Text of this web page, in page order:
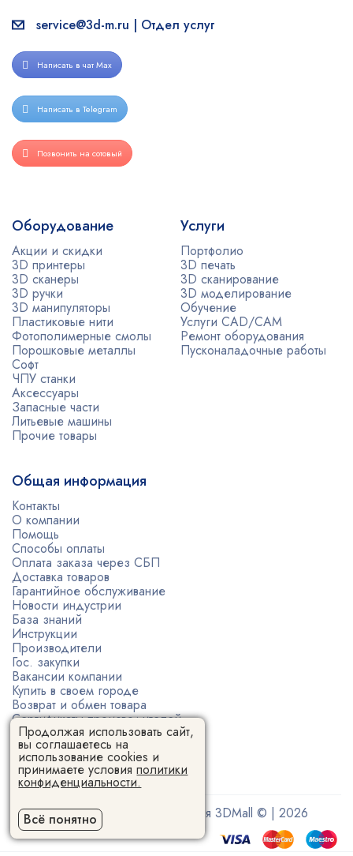
service@3d-m.ru | Отдел услуг
Написать в чат Max
Написать в Telegram
Позвонить на сотовый
Оборудование
Акции и скидки
3D принтеры
3D сканеры
3D ручки
3D манипуляторы
Пластиковые нити
Фотополимерные смолы
Порошковые металлы
Софт
ЧПУ станки
Аксессуары
Запасные части
Литьевые машины
Прочие товары
Услуги
Портфолио
3D печать
3D сканирование
3D моделирование
Обучение
Услуги CAD/CAM
Ремонт оборудования
Пусконаладочные работы
Общая информация
Контакты
О компании
Помощь
Способы оплаты
Оплата заказа через СБП
Доставка товаров
Гарантийное обслуживание
Новости индустрии
База знаний
Инструкции
Производители
Гос. закупки
Вакансии компании
Купить в своем городе
Возврат и обмен товара
Сертификаты производителей
Политика конфиденциальности
Пользовательское соглашение
Поставщик 3D-оборудования 3DMall © | 2026
Продолжая использовать сайт,
вы соглашаетесь на
использование cookies и
принимаете условияполитики
конфиденциальности.
Всё понятно